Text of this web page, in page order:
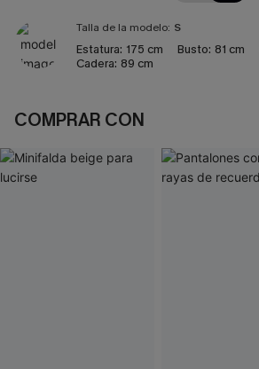
Talla de la modelo: S
Estatura: 175 cm Busto: 81 cm
Cadera: 89 cm
COMPRAR CON